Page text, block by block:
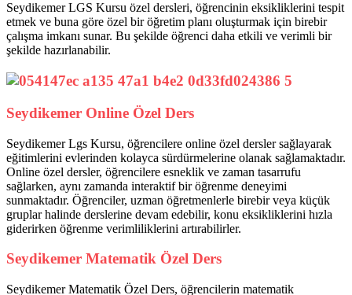
Seydikemer LGS Kursu özel dersleri, öğrencinin eksikliklerini tespit
etmek ve buna göre özel bir öğretim planı oluşturmak için birebir
çalışma imkanı sunar. Bu şekilde öğrenci daha etkili ve verimli bir
şekilde hazırlanabilir.
Seydikemer Online Özel Ders
Seydikemer Lgs Kursu, öğrencilere online özel dersler sağlayarak
eğitimlerini evlerinden kolayca sürdürmelerine olanak sağlamaktadır.
Online özel dersler, öğrencilere esneklik ve zaman tasarrufu
sağlarken, aynı zamanda interaktif bir öğrenme deneyimi
sunmaktadır. Öğrenciler, uzman öğretmenlerle birebir veya küçük
gruplar halinde derslerine devam edebilir, konu eksikliklerini hızla
giderirken öğrenme verimliliklerini artırabilirler.
Seydikemer Matematik Özel Ders
Seydikemer Matematik Özel Ders, öğrencilerin matematik